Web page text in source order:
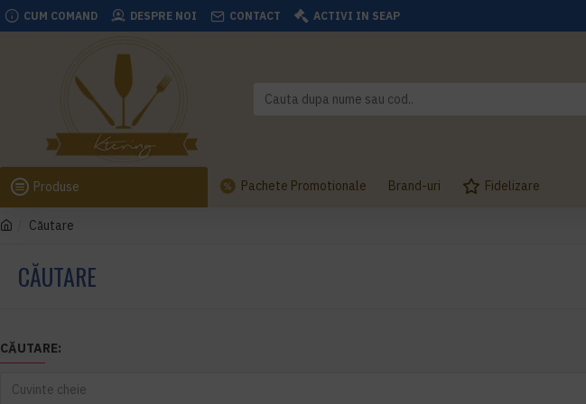
CUM COMAND DESPRE NOI CONTACT ACTIVI IN SEAP
Produse Pachete Promotionale Brand-uri Fidelizare
Căutare
CĂUTARE
CĂUTARE: